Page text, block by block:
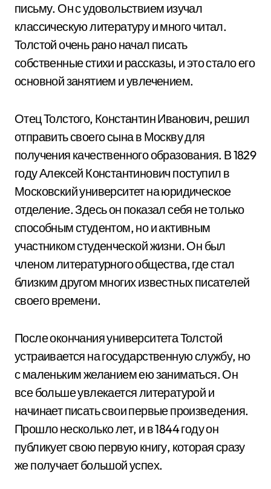
письму. Он с удовольствием изучал
классическую литературу и много читал.
Толстой очень рано начал писать
собственные стихи и рассказы, и это стало его
основной занятием и увлечением.
Отец Толстого, Константин Иванович, решил
отправить своего сына в Москву для
получения качественного образования. В 1829
году Алексей Константинович поступил в
Московский университет на юридическое
отделение. Здесь он показал себя не только
способным студентом, но и активным
участником студенческой жизни. Он был
членом литературного общества, где стал
близким другом многих известных писателей
своего времени.
После окончания университета Толстой
устраивается на государственную службу, но
с маленьким желанием ею заниматься. Он
все больше увлекается литературой и
начинает писать свои первые произведения.
Прошло несколько лет, и в 1844 году он
публикует свою первую книгу, которая сразу
же получает большой успех.